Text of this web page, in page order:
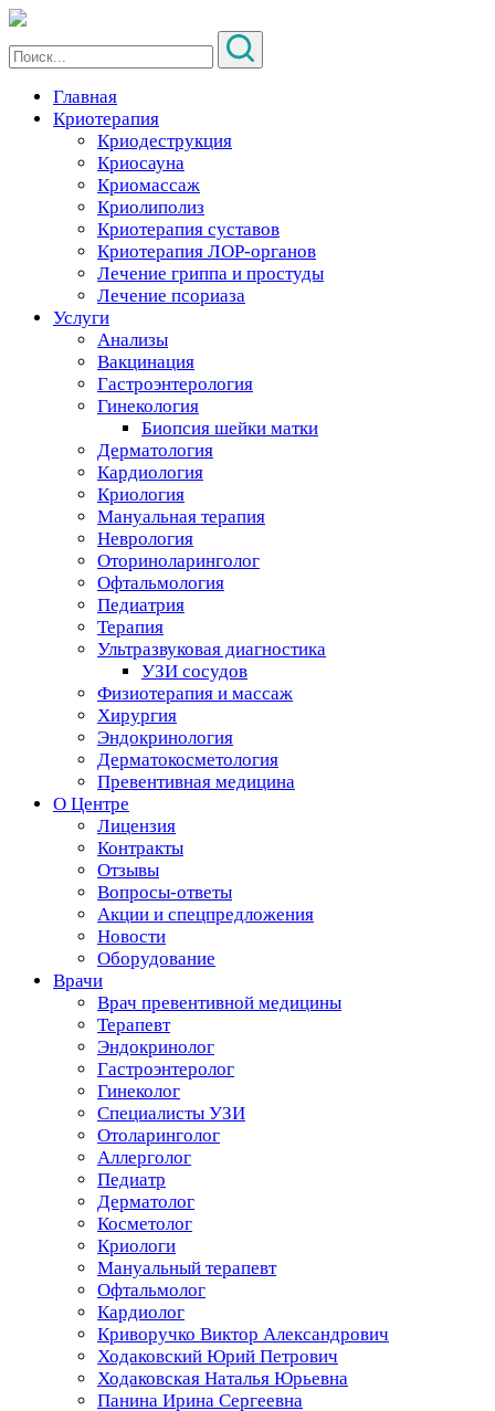
Главная
Криотерапия
Криодеструкция
Криосауна
Криомассаж
Криолиполиз
Криотерапия суставов
Криотерапия ЛОР-органов
Лечение гриппа и простуды
Лечение псориаза
Услуги
Анализы
Вакцинация
Гастроэнтерология
Гинекология
Биопсия шейки матки
Дерматология
Кардиология
Криология
Мануальная терапия
Неврология
Оториноларинголог
Офтальмология
Педиатрия
Терапия
Ультразвуковая диагностика
УЗИ сосудов
Физиотерапия и массаж
Хирургия
Эндокринология
Дерматокосметология
Превентивная медицина
О Центре
Лицензия
Контракты
Отзывы
Вопросы-ответы
Акции и спецпредложения
Новости
Оборудование
Врачи
Врач превентивной медицины
Терапевт
Эндокринолог
Гастроэнтеролог
Гинеколог
Специалисты УЗИ
Отоларинголог
Аллерголог
Педиатр
Дерматолог
Косметолог
Криологи
Мануальный терапевт
Офтальмолог
Кардиолог
Криворучко Виктор Александрович
Ходаковский Юрий Петрович
Ходаковская Наталья Юрьевна
Панина Ирина Сергеевна